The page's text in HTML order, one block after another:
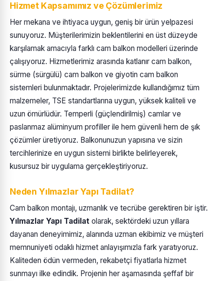
Hizmet Kapsamımız ve Çözümlerimiz
Her mekana ve ihtiyaca uygun, geniş bir ürün yelpazesi
sunuyoruz. Müşterilerimizin beklentilerini en üst düzeyde
karşılamak amacıyla farklı cam balkon modelleri üzerinde
çalışıyoruz. Hizmetlerimiz arasında katlanır cam balkon,
sürme (sürgülü) cam balkon ve giyotin cam balkon
sistemleri bulunmaktadır. Projelerimizde kullandığımız tüm
malzemeler, TSE standartlarına uygun, yüksek kaliteli ve
uzun ömürlüdür. Temperli (güçlendirilmiş) camlar ve
paslanmaz alüminyum profiller ile hem güvenli hem de şık
çözümler üretiyoruz. Balkonunuzun yapısına ve sizin
tercihlerinize en uygun sistemi birlikte belirleyerek,
kusursuz bir uygulama gerçekleştiriyoruz.
Neden Yılmazlar Yapı Tadilat?
Cam balkon montajı, uzmanlık ve tecrübe gerektiren bir iştir.
Yılmazlar Yapı Tadilat olarak, sektördeki uzun yıllara
dayanan deneyimimiz, alanında uzman ekibimiz ve müşteri
memnuniyeti odaklı hizmet anlayışımızla fark yaratıyoruz.
Kaliteden ödün vermeden, rekabetçi fiyatlarla hizmet
sunmayı ilke edindik. Projenin her aşamasında şeffaf bir